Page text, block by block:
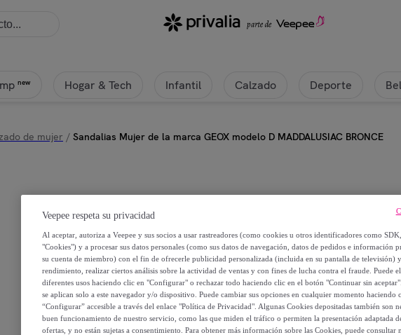
new Hogar & Tech Infantil Calzado Deporte
de mujer / Sandalias Mujer de la marca GEOX modelo D MADDALUSIAC BRONCE
Geox
Sandalias Mujer de la marca
47,99 €
93,90 €
-48 %
Veepee respeta su privacidad
Al aceptar, autoriza a Veepee y sus socios a usar rastreadores (como cookies u otros identificadores como
"Cookies") y a procesar sus datos personales (como sus datos de navegación, datos de pedidos e información
su cuenta de miembro) con el fin de ofrecerle publicidad personalizada (incluida en su pantalla de televisión)
rendimiento, realizar ciertos análisis sobre la actividad de ventas y con fines de lucha contra el fraude. Puede
diferentes usos haciendo clic en "Configurar" o rechazar todo haciendo clic en el botón "Continuar sin
se aplican solo a este navegador y/o dispositivo. Puede cambiar sus opciones en cualquier momento haciendo
“Configurar” accesible a través del enlace "Política de Privacidad". Algunas Cookies depositadas también son
buen funcionamiento de nuestro servicio, como las que miden el tráfico o permiten la presentación adaptada
ofertas, y no están sujetas a consentimiento. Para obtener más información sobre las Cookies, puede consultar